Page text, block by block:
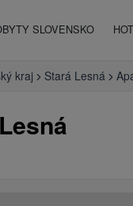
SLOVENSKO
kraj Stará Lesná